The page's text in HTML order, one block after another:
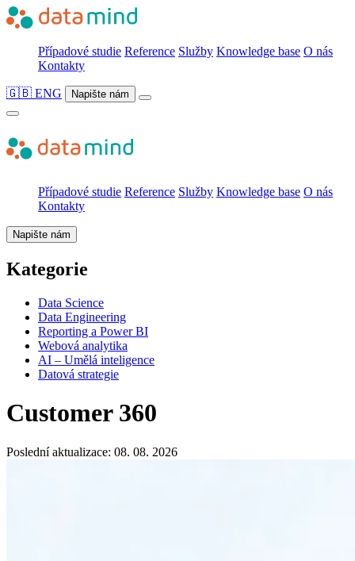
Případové studie Reference Služby Knowledge base O nás
Kontakty
🇬🇧 ENG Napište nám
Případové studie Reference Služby Knowledge base O nás
Kontakty
Napište nám
Kategorie
Data Science
Data Engineering
Reporting a Power BI
Webová analytika
AI – Umělá inteligence
Datová strategie
Customer 360
Poslední aktualizace: 08. 08. 2026